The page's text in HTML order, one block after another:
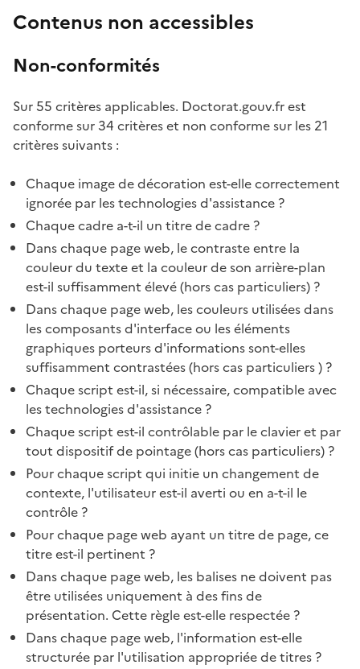
Contenus non accessibles
Non-conformités
Sur 55 critères applicables. Doctorat.gouv.fr est
conforme sur 34 critères et non conforme sur les 21
critères suivants :
Chaque image de décoration est-elle correctement
ignorée par les technologies d'assistance ?
Chaque cadre a-t-il un titre de cadre ?
Dans chaque page web, le contraste entre la
couleur du texte et la couleur de son arrière-plan
est-il suffisamment élevé (hors cas particuliers) ?
Dans chaque page web, les couleurs utilisées dans
les composants d'interface ou les éléments
graphiques porteurs d'informations sont-elles
suffisamment contrastées (hors cas particuliers ) ?
Chaque script est-il, si nécessaire, compatible avec
les technologies d'assistance ?
Chaque script est-il contrôlable par le clavier et par
tout dispositif de pointage (hors cas particuliers) ?
Pour chaque script qui initie un changement de
contexte, l'utilisateur est-il averti ou en a-t-il le
contrôle ?
Pour chaque page web ayant un titre de page, ce
titre est-il pertinent ?
Dans chaque page web, les balises ne doivent pas
être utilisées uniquement à des fins de
présentation. Cette règle est-elle respectée ?
Dans chaque page web, l'information est-elle
structurée par l'utilisation appropriée de titres ?